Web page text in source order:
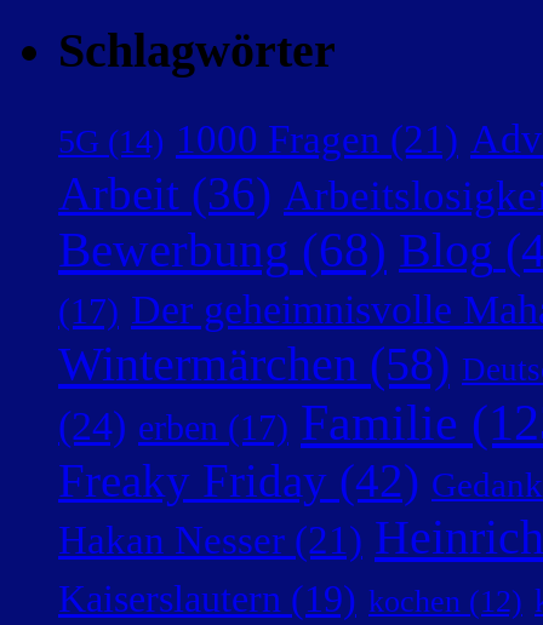
Schlagwörter
5G (14) 1000 Fragen (21)
Arbeit (36)
Bewerbung (68) Blog
(17) Der geheimnisvolle
Wintermärchen (58)
(24) erben (17) Familie
Freaky Friday (42)
Hakan Nesser (21)
Kaiserslautern (19) kochen (12)